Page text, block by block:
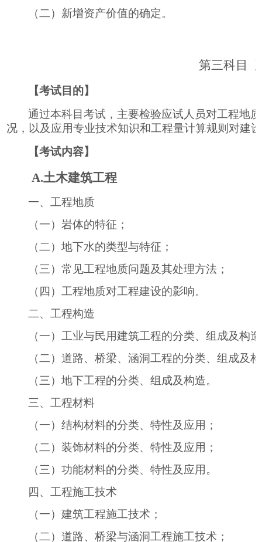
（二）新增资产价值的确定。
第三科目
【考试目的】
通过本科目考试，主要检验应试人员对工程地
况，以及应用专业技术知识和工程量计算规则对建
【考试内容】
A.土木建筑工程
一、工程地质
（一）岩体的特征；
（二）地下水的类型与特征；
（三）常见工程地质问题及其处理方法；
（四）工程地质对工程建设的影响。
二、工程构造
（一）工业与民用建筑工程的分类、组成及构
（二）道路、桥梁、涵洞工程的分类、组成及
（三）地下工程的分类、组成及构造。
三、工程材料
（一）结构材料的分类、特性及应用；
（二）装饰材料的分类、特性及应用；
（三）功能材料的分类、特性及应用。
四、工程施工技术
（一）建筑工程施工技术；
（二）道路、桥梁与涵洞工程施工技术；